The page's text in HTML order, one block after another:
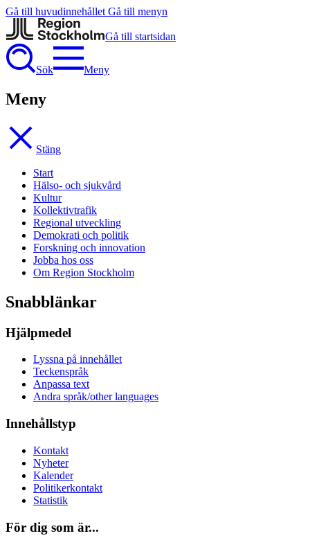
Gå till huvudinnehållet Gå till menyn
Gå till startsidan
Sök Meny
Meny
Stäng
Start
Hälso- och sjukvård
Kultur
Kollektivtrafik
Regional utveckling
Demokrati och politik
Forskning och innovation
Jobba hos oss
Om Region Stockholm
Snabblänkar
Hjälpmedel
Lyssna på innehållet
Teckenspråk
Anpassa text
Andra språk/other languages
Innehållstyp
Kontakt
Nyheter
Kalender
Politikerkontakt
Statistik
För dig som är...